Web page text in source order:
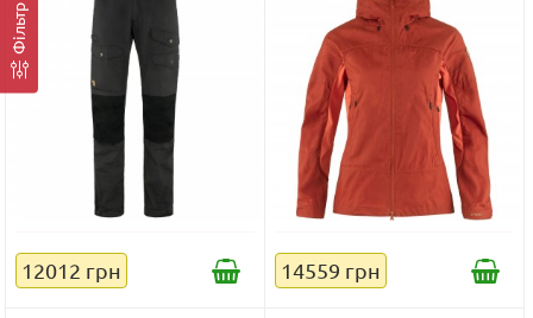
Фільтр
12012 грн 14559 грн